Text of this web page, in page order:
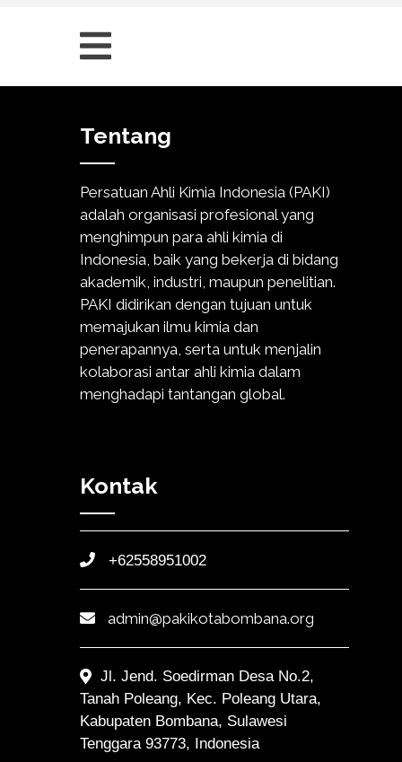
Tentang
Persatuan Ahli Kimia Indonesia (PAKI)
adalah organisasi profesional yang
menghimpun para ahli kimia di
Indonesia, baik yang bekerja di bidang
akademik, industri, maupun penelitian.
PAKI didirikan dengan tujuan untuk
memajukan ilmu kimia dan
penerapannya, serta untuk menjalin
kolaborasi antar ahli kimia dalam
menghadapi tantangan global.
Kontak
+62558951002
admin@pakikotabombana.org
Jl. Jend. Soedirman Desa No.2,
Tanah Poleang, Kec. Poleang Utara,
Kabupaten Bombana, Sulawesi
Tenggara 93773, Indonesia